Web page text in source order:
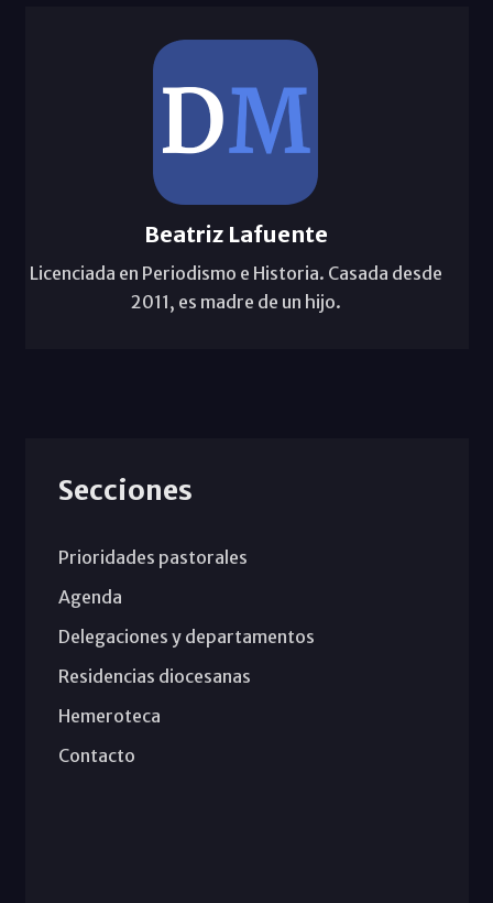
Beatriz Lafuente
Licenciada en Periodismo e Historia. Casada desde
2011, es madre de un hijo.
Secciones
Prioridades pastorales
Agenda
Delegaciones y departamentos
Residencias diocesanas
Hemeroteca
Contacto